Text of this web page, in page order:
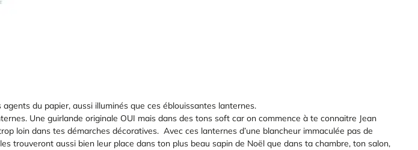
du papier, aussi illuminés que ces éblouissantes lanternes.
Une guirlande originale OUI mais dans des tons soft car on commence à te connaitre Jean
loin dans tes démarches décoratives. Avec ces lanternes d’une blancheur immaculée pas de
trouveront aussi bien leur place dans ton plus beau sapin de Noël que dans ta chambre, ton salon,